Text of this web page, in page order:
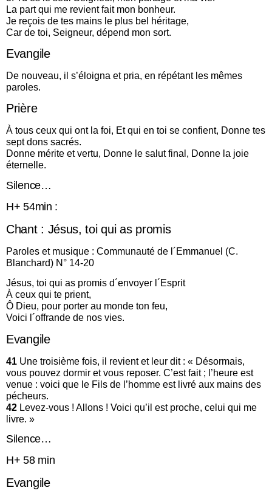
La part qui me revient fait mon bonheur.
Je reçois de tes mains le plus bel héritage,
Car de toi, Seigneur, dépend mon sort.
Evangile
De nouveau, il s’éloigna et pria, en répétant les mêmes
paroles.
Prière
À tous ceux qui ont la foi, Et qui en toi se confient, Donne tes
sept dons sacrés.
Donne mérite et vertu, Donne le salut final, Donne la joie
éternelle.
Silence…
H+ 54min :
Chant : Jésus, toi qui as promis
Paroles et musique : Communauté de l´Emmanuel (C.
Blanchard) N° 14-20
Jésus, toi qui as promis d´envoyer l´Esprit
À ceux qui te prient,
Ô Dieu, pour porter au monde ton feu,
Voici l´offrande de nos vies.
Evangile
41 Une troisième fois, il revient et leur dit : « Désormais,
vous pouvez dormir et vous reposer. C’est fait ; l’heure est
venue : voici que le Fils de l’homme est livré aux mains des
pécheurs.
42 Levez-vous ! Allons ! Voici qu’il est proche, celui qui me
livre. »
Silence…
H+ 58 min
Evangile